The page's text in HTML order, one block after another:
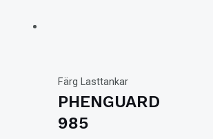
Färg Lasttankar
PHENGUARD
985